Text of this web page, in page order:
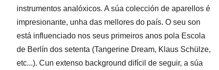
instrumentos analóxicos. A súa colección de aparellos é
impresionante, unha das mellores do país. O seu son
está influenciado nos seus primeiros anos pola Escola
de Berlín dos setenta (Tangerine Dream, Klaus Schülze,
etc...). Cun extenso background difícil de seguir, a súa